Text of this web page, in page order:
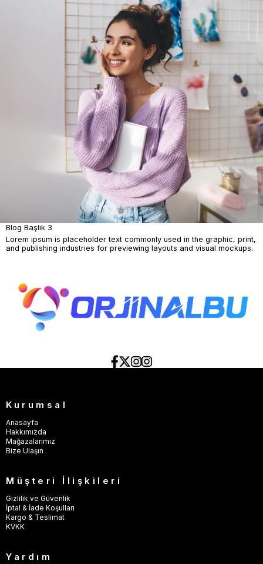
Blog Başlık 3
Lorem ipsum is placeholder text commonly used in the graphic, print,
and publishing industries for previewing layouts and visual mockups.
Kurumsal
Anasayfa
Hakkımızda
Mağazalarımız
Bize Ulaşın
Müşteri İlişkileri
Gizlilik ve Güvenlik
İptal & İade Koşulları
Kargo & Teslimat
KVKK
Yardım